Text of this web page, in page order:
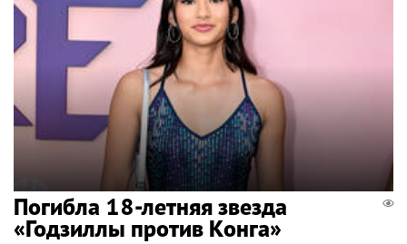
Погибла 18-летняя звезда
«Годзиллы против Конга»